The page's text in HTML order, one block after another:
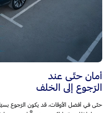
أمان حتّى عند
الرّجوع إلى الخلف
حتّى في أفضل الأوقات، قد يكون الرّجوع